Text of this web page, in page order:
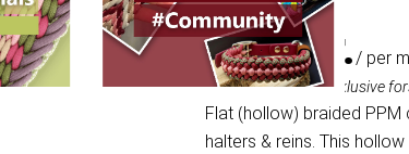
7,10 kr./ per
Inklusive moms, eksklusive
Flat (hollow) braided
halters & reins. This